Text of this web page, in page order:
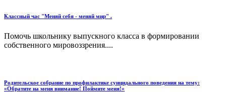
Классный час "Меняй себя - меняй мир" .
Помочь школьнику выпускного класса в формировании
собственного мировоззрения....
Родительское собрание по профилактике суицидального поведения на тему:
«Обратите на меня внимание! Поймите меня!»